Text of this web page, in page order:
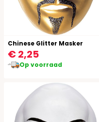
Chinese Glitter Masker
€ 2,25
Op voorraad